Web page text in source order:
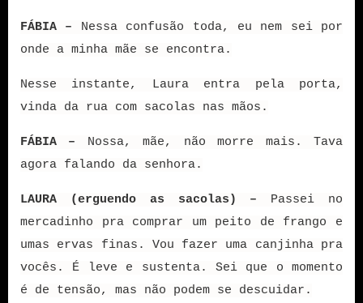
FÁBIA – Nessa confusão toda, eu nem sei por
onde a minha mãe se encontra.
Nesse instante, Laura entra pela porta,
vinda da rua com sacolas nas mãos.
FÁBIA – Nossa, mãe, não morre mais. Tava
agora falando da senhora.
LAURA (erguendo as sacolas) – Passei no
mercadinho pra comprar um peito de frango e
umas ervas finas. Vou fazer uma canjinha pra
vocês. É leve e sustenta. Sei que o momento
é de tensão, mas não podem se descuidar.